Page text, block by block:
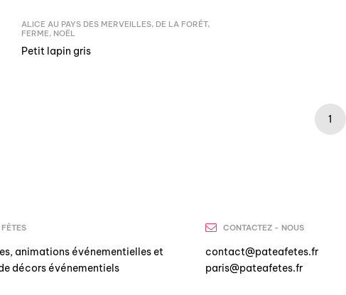
ALICE AU PAYS DES MERVEILLES, DE LA FORÊT,
FERME, NOËL
Petit lapin gris
1
FÊTES
animations événementielles et
décors événementiels
CONTACTEZ - NOUS
contact@pateafetes.fr
paris@pateafetes.fr